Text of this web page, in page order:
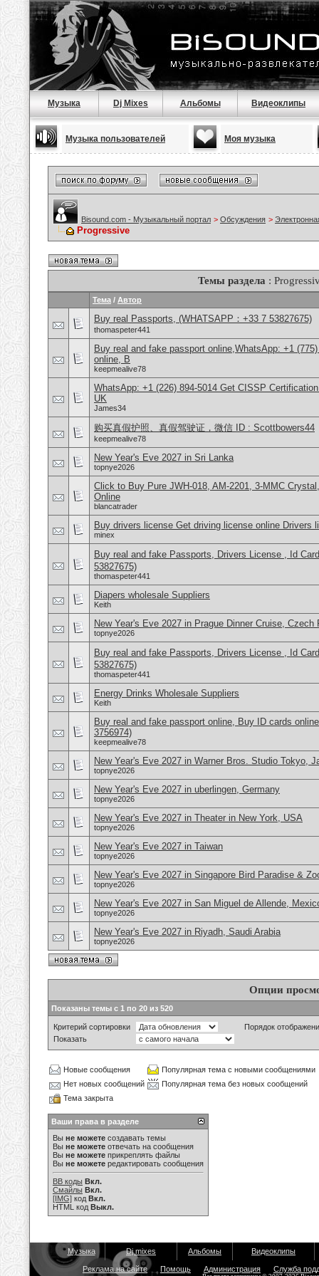
Музыка Dj Mixes Альбомы Видеоклипы
Музыка пользователей Моя музыка
Bisound.com - Музыкальный портал > Обсуждения >
Progressive
Темы раздела :
Тема / Автор
Buy real Passports, (WHATSAPP：+33 7 53827675)
thomaspeter441
Buy real and fake passport online,WhatsApp: +1
online, B
keepmealive78
WhatsApp: +1 (226) 894-5014​ Get CISSP
UK
James34
购买真假护照、真假驾驶证，微信 ID : Scottbowers44
keepmealive78
New Year's Eve 2027 in Sri Lanka
topnye2026
Click to Buy Pure JWH-018, AM-2201, 3-MMC
Online
blancatrader
Buy drivers license Get driving license online Drivers
minex
Buy real and fake Passports, Drivers License , Id
53827675)
thomaspeter441
Diapers wholesale Suppliers
Keith
New Year's Eve 2027 in Prague Dinner Cruise, Czech
topnye2026
Buy real and fake Passports, Drivers License , Id
53827675)
thomaspeter441
Energy Drinks Wholesale Suppliers
Keith
Buy real and fake passport online, Buy ID cards
3756974)
keepmealive78
New Year's Eve 2027 in Warner Bros. Studio Tokyo,
topnye2026
New Year's Eve 2027 in uberlingen, Germany
topnye2026
New Year's Eve 2027 in Theater in New York, USA
topnye2026
New Year's Eve 2027 in Taiwan
topnye2026
New Year's Eve 2027 in Singapore Bird Paradise &
topnye2026
New Year's Eve 2027 in San Miguel de Allende,
topnye2026
New Year's Eve 2027 in Riyadh, Saudi Arabia
topnye2026
Опции
Показаны темы с 1 по 20 из 520
Критерий сортировки
Порядок
Показать
Новые сообщения
Популярная тема с новыми сообщениями
Нет новых сообщений
Популярная тема без новых сообщений
Тема закрыта
Ваши права в разделе
Вы не можете создавать темы
Вы не можете отвечать на сообщения
Вы не можете прикреплять файлы
Вы не можете редактировать сообщения
BB коды Вкл.
Смайлы Вкл.
[IMG] код Вкл.
HTML код Выкл.
Музыка Dj mixes Альбомы Видеоклипы
Реклама на сайте Помощь Администрация Служба